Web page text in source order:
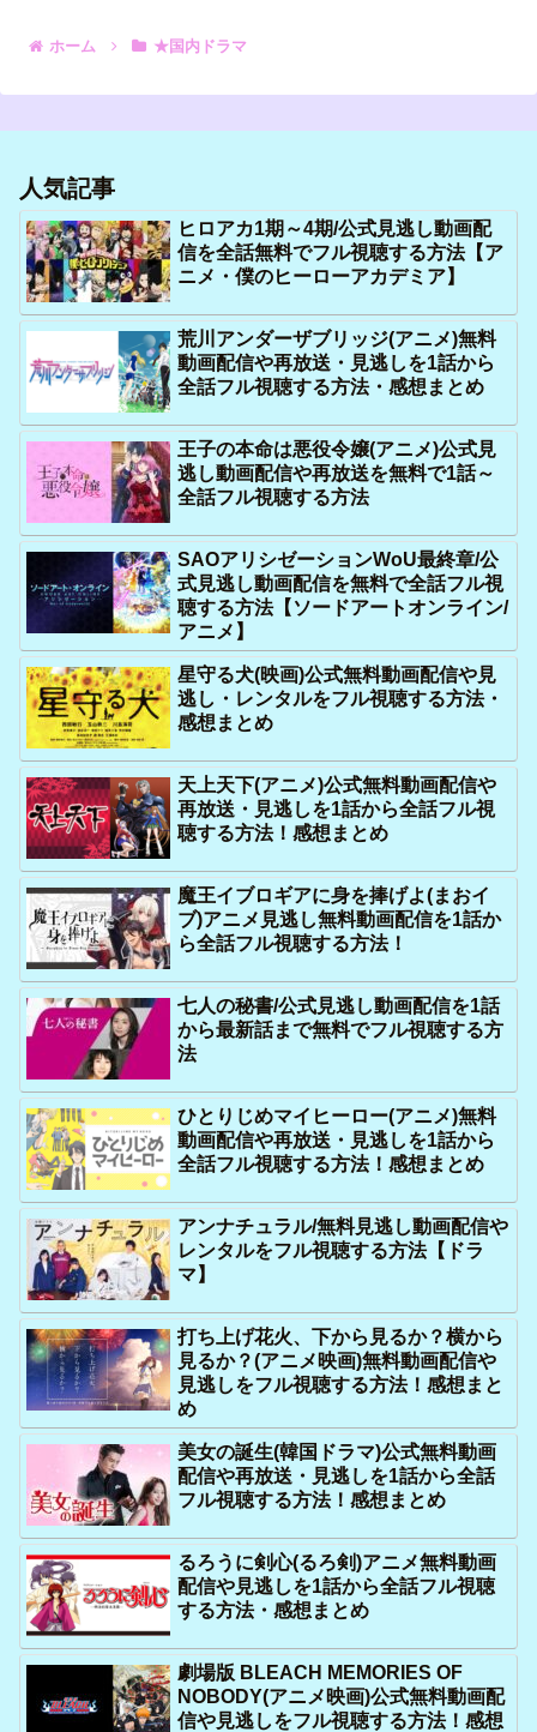
ホーム ★国内ドラマ
人気記事
ヒロアカ1期～4期/公式見逃し動画配
信を全話無料でフル視聴する方法【ア
ニメ・僕のヒーローアカデミア】
荒川アンダーザブリッジ(アニメ)無料
動画配信や再放送・見逃しを1話から
全話フル視聴する方法・感想まとめ
王子の本命は悪役令嬢(アニメ)公式見
逃し動画配信や再放送を無料で1話～
全話フル視聴する方法
SAOアリシゼーションWoU最終章/公
式見逃し動画配信を無料で全話フル視
聴する方法【ソードアートオンライン/
アニメ】
星守る犬(映画)公式無料動画配信や見
逃し・レンタルをフル視聴する方法・
感想まとめ
天上天下(アニメ)公式無料動画配信や
再放送・見逃しを1話から全話フル視
聴する方法！感想まとめ
魔王イブロギアに身を捧げよ(まおイ
ブ)アニメ見逃し無料動画配信を1話か
ら全話フル視聴する方法！
七人の秘書/公式見逃し動画配信を1話
から最新話まで無料でフル視聴する方
法
ひとりじめマイヒーロー(アニメ)無料
動画配信や再放送・見逃しを1話から
全話フル視聴する方法！感想まとめ
アンナチュラル/無料見逃し動画配信や
レンタルをフル視聴する方法【ドラ
マ】
打ち上げ花火、下から見るか？横から
見るか？(アニメ映画)無料動画配信や
見逃しをフル視聴する方法！感想まと
め
美女の誕生(韓国ドラマ)公式無料動画
配信や再放送・見逃しを1話から全話
フル視聴する方法！感想まとめ
るろうに剣心(るろ剣)アニメ無料動画
配信や見逃しを1話から全話フル視聴
する方法・感想まとめ
劇場版 BLEACH MEMORIES OF
NOBODY(アニメ映画)公式無料動画配
信や見逃しをフル視聴する方法！感想